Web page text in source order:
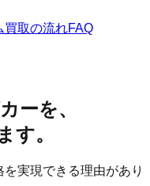
買取の流れFAQ
ーを、
す。
実現できる理由があり